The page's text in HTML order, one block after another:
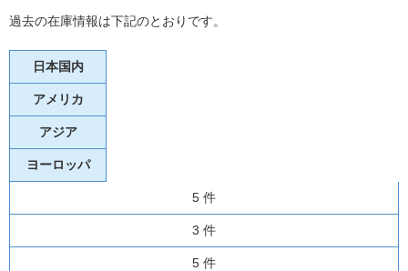
過去の在庫情報は下記のとおりです。
日本国内
アメリカ
アジア
ヨーロッパ
5 件
3 件
5 件